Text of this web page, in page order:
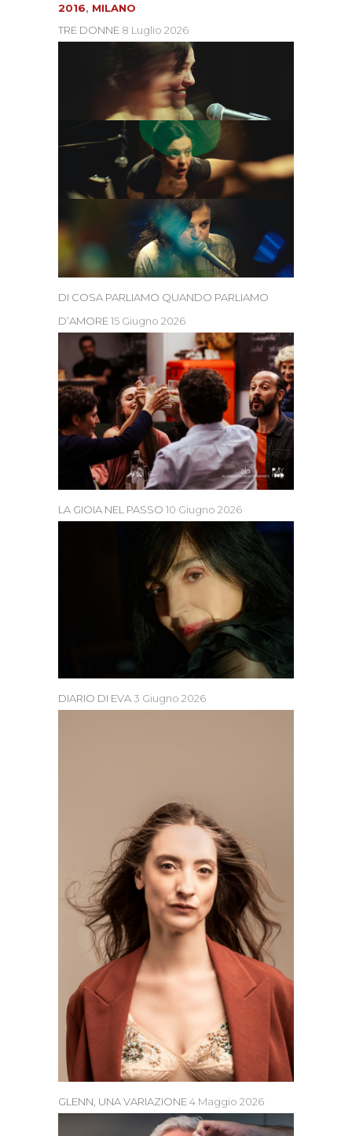
2016, MILANO
TRE DONNE 8 Luglio 2026
DI COSA PARLIAMO QUANDO PARLIAMO
D’AMORE15 Giugno 2026
LA GIOIA NEL PASSO 10 Giugno 2026
DIARIO DI EVA 3 Giugno 2026
GLENN, UNA VARIAZIONE4 Maggio 2026